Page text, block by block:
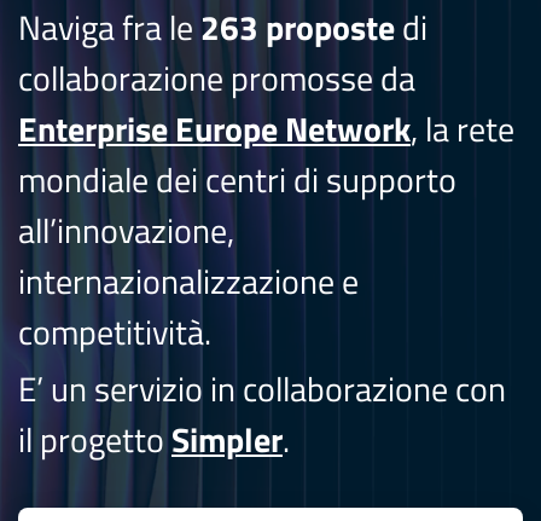
Naviga fra le263 propostedi
collaborazione promosse da
Enterprise Europe Network, la rete
mondiale dei centri di supporto
all’innovazione,
internazionalizzazione e
competitività.
E’ un servizio in collaborazione con
il progettoSimpler.